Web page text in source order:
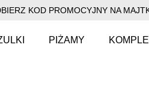
KOD PROMOCYJNY NA
PIŻAMY